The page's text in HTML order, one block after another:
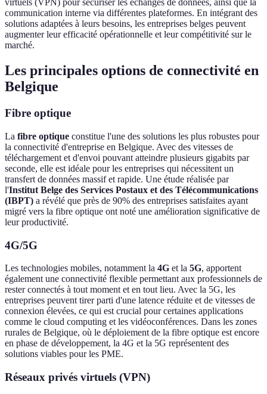
virtuels (VPN) pour sécuriser les échanges de données, ainsi que la
communication interne via différentes plateformes. En intégrant des
solutions adaptées à leurs besoins, les entreprises belges peuvent
augmenter leur efficacité opérationnelle et leur compétitivité sur le
marché.
Les principales options de connectivité en
Belgique
Fibre optique
La fibre optique constitue l'une des solutions les plus robustes pour
la connectivité d'entreprise en Belgique. Avec des vitesses de
téléchargement et d'envoi pouvant atteindre plusieurs gigabits par
seconde, elle est idéale pour les entreprises qui nécessitent un
transfert de données massif et rapide. Une étude réalisée par
l'Institut Belge des Services Postaux et des Télécommunications
(IBPT) a révélé que près de 90% des entreprises satisfaites ayant
migré vers la fibre optique ont noté une amélioration significative de
leur productivité.
4G/5G
Les technologies mobiles, notamment la 4G et la 5G, apportent
également une connectivité flexible permettant aux professionnels de
rester connectés à tout moment et en tout lieu. Avec la 5G, les
entreprises peuvent tirer parti d'une latence réduite et de vitesses de
connexion élevées, ce qui est crucial pour certaines applications
comme le cloud computing et les vidéoconférences. Dans les zones
rurales de Belgique, où le déploiement de la fibre optique est encore
en phase de développement, la 4G et la 5G représentent des
solutions viables pour les PME.
Réseaux privés virtuels (VPN)